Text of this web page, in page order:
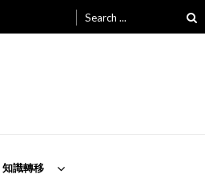
for:
知識轉移